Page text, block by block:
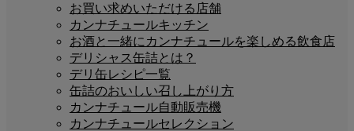
お買い求めいただける店舗
カンナチュールキッチン
お酒と一緒にカンナチュールを楽しめる飲食店
デリシャス缶詰とは？
デリ缶レシピ一覧
缶詰のおいしい召し上がり方
カンナチュール自動販売機
カンナチュールセレクション